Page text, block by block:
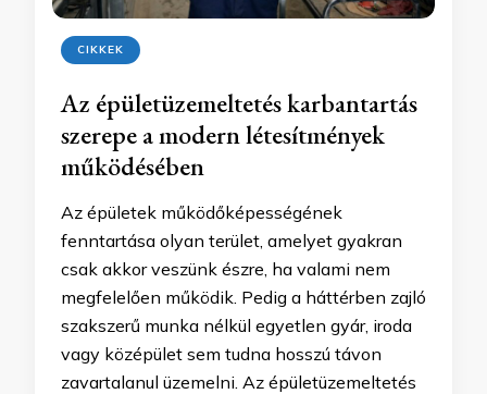
CIKKEK
Az épületüzemeltetés karbantartás
szerepe a modern létesítmények
működésében
Az épületek működőképességének
fenntartása olyan terület, amelyet gyakran
csak akkor veszünk észre, ha valami nem
megfelelően működik. Pedig a háttérben zajló
szakszerű munka nélkül egyetlen gyár, iroda
vagy középület sem tudna hosszú távon
zavartalanul üzemelni. Az épületüzemeltetés